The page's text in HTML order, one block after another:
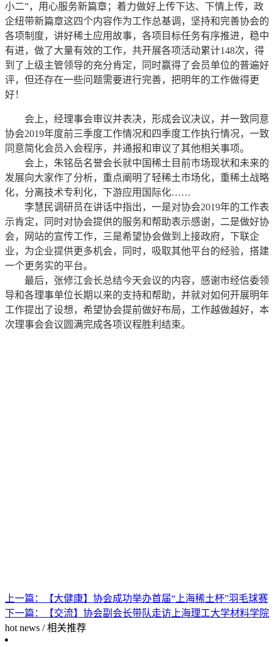
小二”，用心服务新篇章；着力做好上传下达、下情上传，政
企纽带新篇章这四个内容作为工作总基调，坚持和完善协会的
各项制度，讲好稀土应用故事，各项目标任务有序推进，稳中
有进，做了大量有效的工作，共开展各项活动累计148次，得
到了上级主管领导的充分肯定，同时赢得了会员单位的普遍好
评，但还存在一些问题需要进行完善，把明年的工作做得更
好！
会上，经理事会审议并表决，形成会议决议，并一致同意
协会2019年度前三季度工作情况和四季度工作执行情况，一致
同意简化会员入会程序，并通报和审议了其他相关事项。
会上，朱铭岳名誉会长就中国稀土目前市场现状和未来的
发展向大家作了分析，重点阐明了轻稀土市场化，重稀土战略
化，分离技术专利化，下游应用国际化……
李慧民调研员在讲话中指出，一是对协会2019年的工作表
示肯定，同时对协会提供的服务和帮助表示感谢，二是做好协
会，网站的宣传工作，三是希望协会做到上接政府，下联企
业，为企业提供更多机会，同时，吸取其他平台的经验，搭建
一个更务实的平台。
最后，张修江会长总结今天会议的内容，感谢市经信委领
导和各理事单位长期以来的支持和帮助，并就对如何开展明年
工作提出了设想，希望协会提前做好布局，工作越做越好，本
次理事会会议圆满完成各项议程胜利结束。
上一篇：
【大健康】协会成功举办首届“上海稀土杯”羽毛球赛
下一篇：
【交流】协会副会长带队走访上海理工大学材料学院
hot news / 相关推荐